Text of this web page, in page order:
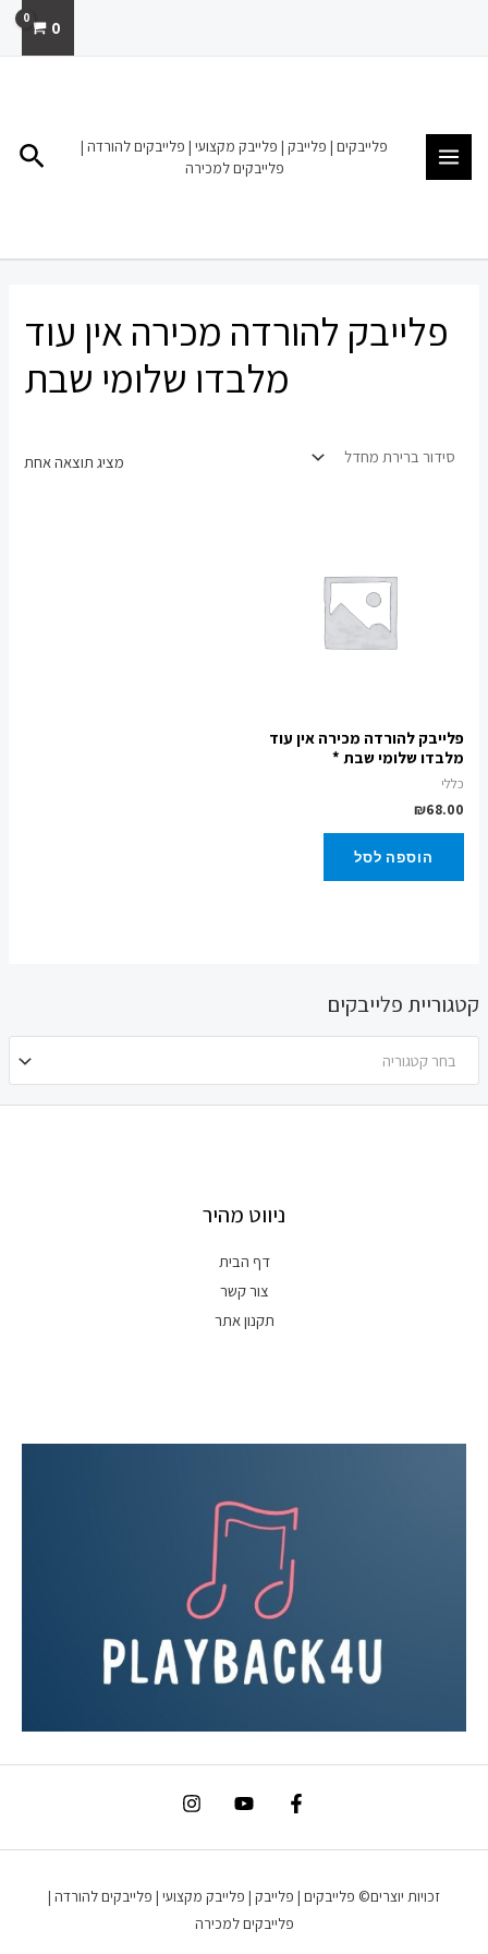
0
פלייבקים | פלייבק | פלייבק מקצועי | פלייבקים להורדה |
פלייבקים למכירה
קטגוריית פלייבקים
בחר קטגוריה
פלייבק להורדה מכירה אין עוד
מלבדו שלומי שבת
מציג תוצאה אחת
פלייבק להורדה מכירה אין עוד
מלבדו שלומי שבת *
כללי
₪68.00
הוספה לסל
ניווט מהיר
דף הבית
צור קשר
תקנון אתר
זכויות יוצרים© פלייבקים | פלייבק | פלייבק מקצועי | פלייבקים להורדה |
פלייבקים למכירה